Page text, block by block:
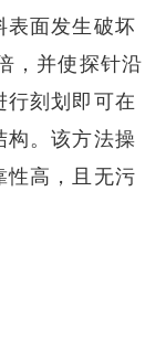
表面发生破坏
，并使探针沿
行刻划即可在
构。该方法操
性高，且无污